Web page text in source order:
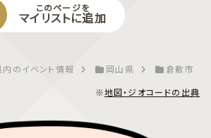
このページを
マイリストに追加
内のイベント情報 岡山県
倉敷市
※地図・ジオコードの出典